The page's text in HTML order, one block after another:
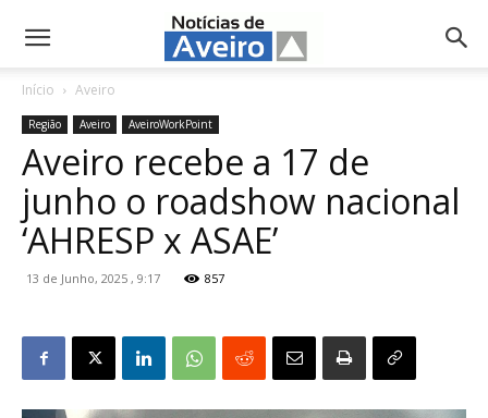
NotíciasdeAveiro.pt
Início Aveiro
Região Aveiro AveiroWorkPoint
Aveiro recebe a 17 de
junho o roadshow nacional
‘AHRESP x ASAE’
13 de Junho, 2025 , 9:17 857